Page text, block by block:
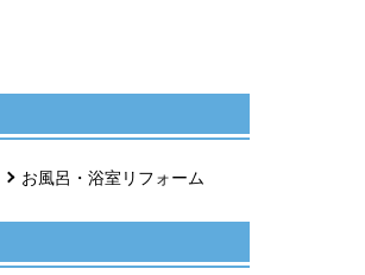
お風呂・浴室リフォーム